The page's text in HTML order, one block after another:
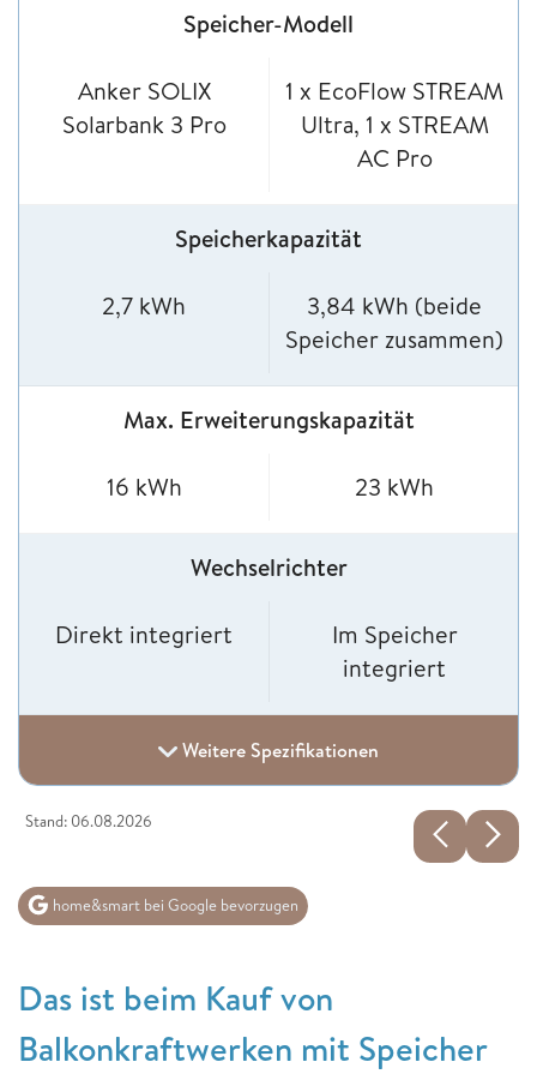
Speicher-Modell
Anker SOLIX
Solarbank 3 Pro
1 x EcoFlow STREAM
Ultra, 1 x STREAM
AC Pro
Speicherkapazität
2,7 kWh
3,84 kWh (beide
Speicher zusammen)
Max. Erweiterungskapazität
16 kWh 23 kWh
Wechselrichter
Direkt integriert
Im Speicher
integriert
Weitere Spezifikationen
Stand: 06.08.2026
home&smart bei Google bevorzugen
Das ist beim Kauf von
Balkonkraftwerken mit Speicher